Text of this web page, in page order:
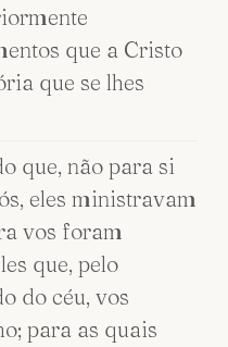
que a Cristo
que se lhes
que, não para si
eles ministravam
vos foram
que, pelo
do céu, vos
para as quais